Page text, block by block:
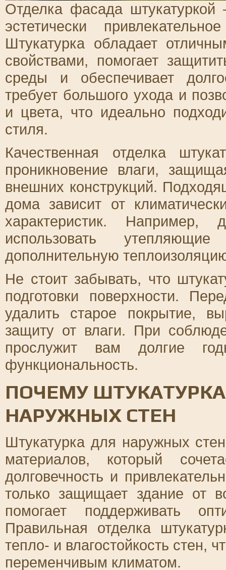
Отделка фасада штукатуркой
эстетически
Штукатурка обладает
свойствами, помогает
среды и обеспечивает
требует большого ухода и
и цвета, что идеально
стиля.
Качественная отделка
проникновение влаги,
внешних конструкций.
дома зависит от
характеристик.
использовать
дополнительную
Не стоит забывать, что
подготовки поверхности.
удалить старое покрытие,
защиту от влаги. При
прослужит вам долгие
функциональность.
ПОЧЕМУ
НАРУЖНЫХ СТЕН
Штукатурка для наружных
материалов, который
долговечность и
только защищает здание от
помогает поддерживать
Правильная отделка
тепло- и влагостойкость стен,
переменчивым климатом.